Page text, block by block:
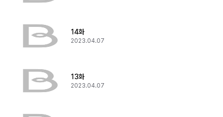
14화
2023.04.07
13화
2023.04.07